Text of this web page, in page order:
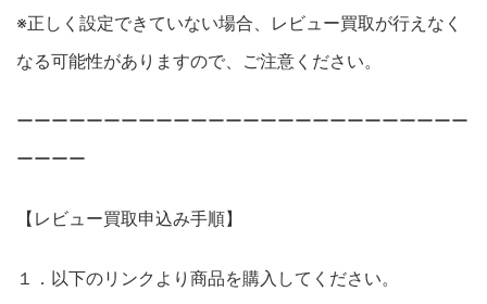
※正しく設定できていない場合、レビュー買取が行えなく
なる可能性がありますので、ご注意ください。
ーーーーーーーーーーーーーーーーーーーーーーーーーー
ーーーー
【レビュー買取申込み手順】
１．以下のリンクより商品を購入してください。